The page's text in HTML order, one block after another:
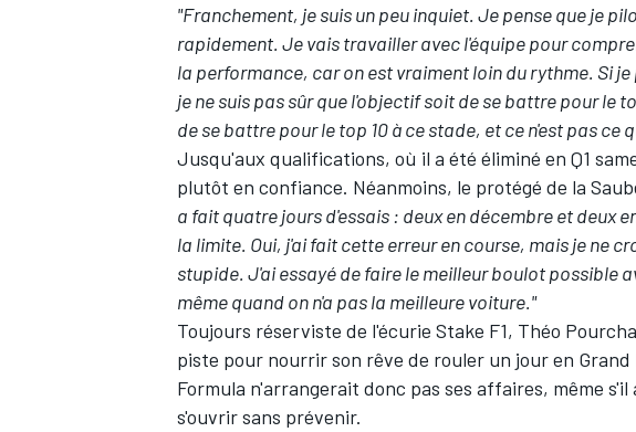
"Franchement, je suis un peu inquiet. Je pense que je
rapidement. Je vais travailler avec l'équipe pour
la performance, car on est vraiment loin du rythme. Si
je ne suis pas sûr que l'objectif soit de se battre pour le
de se battre pour le top 10 à ce stade, et ce n'est pas ce
Jusqu'aux qualifications, où il a été éliminé en Q1
plutôt en confiance. Néanmoins, le protégé de la
a fait quatre jours d'essais : deux en décembre et deux
la limite. Oui, j'ai fait cette erreur en course, mais je ne
stupide. J'ai essayé de faire le meilleur boulot possible
même quand on n'a pas la meilleure voiture."
Toujours réserviste de l'écurie Stake F1, Théo
piste pour nourrir son rêve de rouler un jour en
Formula n'arrangerait donc pas ses affaires, même
s'ouvrir sans prévenir.